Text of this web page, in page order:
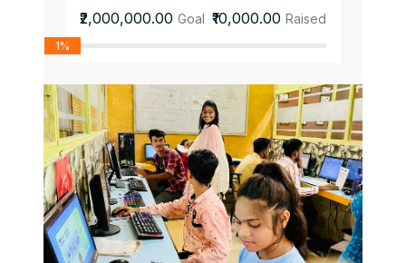
₹2,000,000.00 Goal ₹10,000.00 Raised
1%